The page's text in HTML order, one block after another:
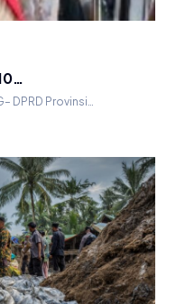
DPRD Provinsi…